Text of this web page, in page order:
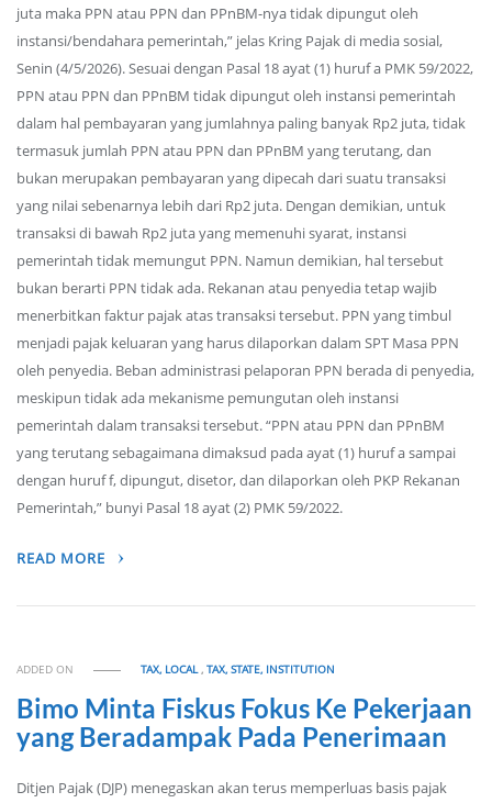
juta maka PPN atau PPN dan PPnBM-nya tidak dipungut oleh
instansi/bendahara pemerintah,” jelas Kring Pajak di media sosial,
Senin (4/5/2026). Sesuai dengan Pasal 18 ayat (1) huruf a PMK 59/2022,
PPN atau PPN dan PPnBM tidak dipungut oleh instansi pemerintah
dalam hal pembayaran yang jumlahnya paling banyak Rp2 juta, tidak
termasuk jumlah PPN atau PPN dan PPnBM yang terutang, dan
bukan merupakan pembayaran yang dipecah dari suatu transaksi
yang nilai sebenarnya lebih dari Rp2 juta. Dengan demikian, untuk
transaksi di bawah Rp2 juta yang memenuhi syarat, instansi
pemerintah tidak memungut PPN. Namun demikian, hal tersebut
bukan berarti PPN tidak ada. Rekanan atau penyedia tetap wajib
menerbitkan faktur pajak atas transaksi tersebut. PPN yang timbul
menjadi pajak keluaran yang harus dilaporkan dalam SPT Masa PPN
oleh penyedia. Beban administrasi pelaporan PPN berada di penyedia,
meskipun tidak ada mekanisme pemungutan oleh instansi
pemerintah dalam transaksi tersebut. “PPN atau PPN dan PPnBM
yang terutang sebagaimana dimaksud pada ayat (1) huruf a sampai
dengan huruf f, dipungut, disetor, dan dilaporkan oleh PKP Rekanan
Pemerintah,” bunyi Pasal 18 ayat (2) PMK 59/2022.
READ MORE
ADDED ON TAX, LOCAL,TAX, STATE, INSTITUTION
Bimo Minta Fiskus Fokus Ke Pekerjaan
yang Beradampak Pada Penerimaan
Ditjen Pajak (DJP) menegaskan akan terus memperluas basis pajak